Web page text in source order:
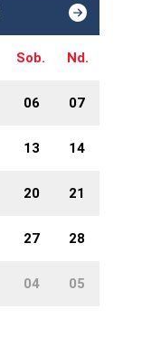
Sob. Nd.
06 07
13 14
20 21
27 28
04 05